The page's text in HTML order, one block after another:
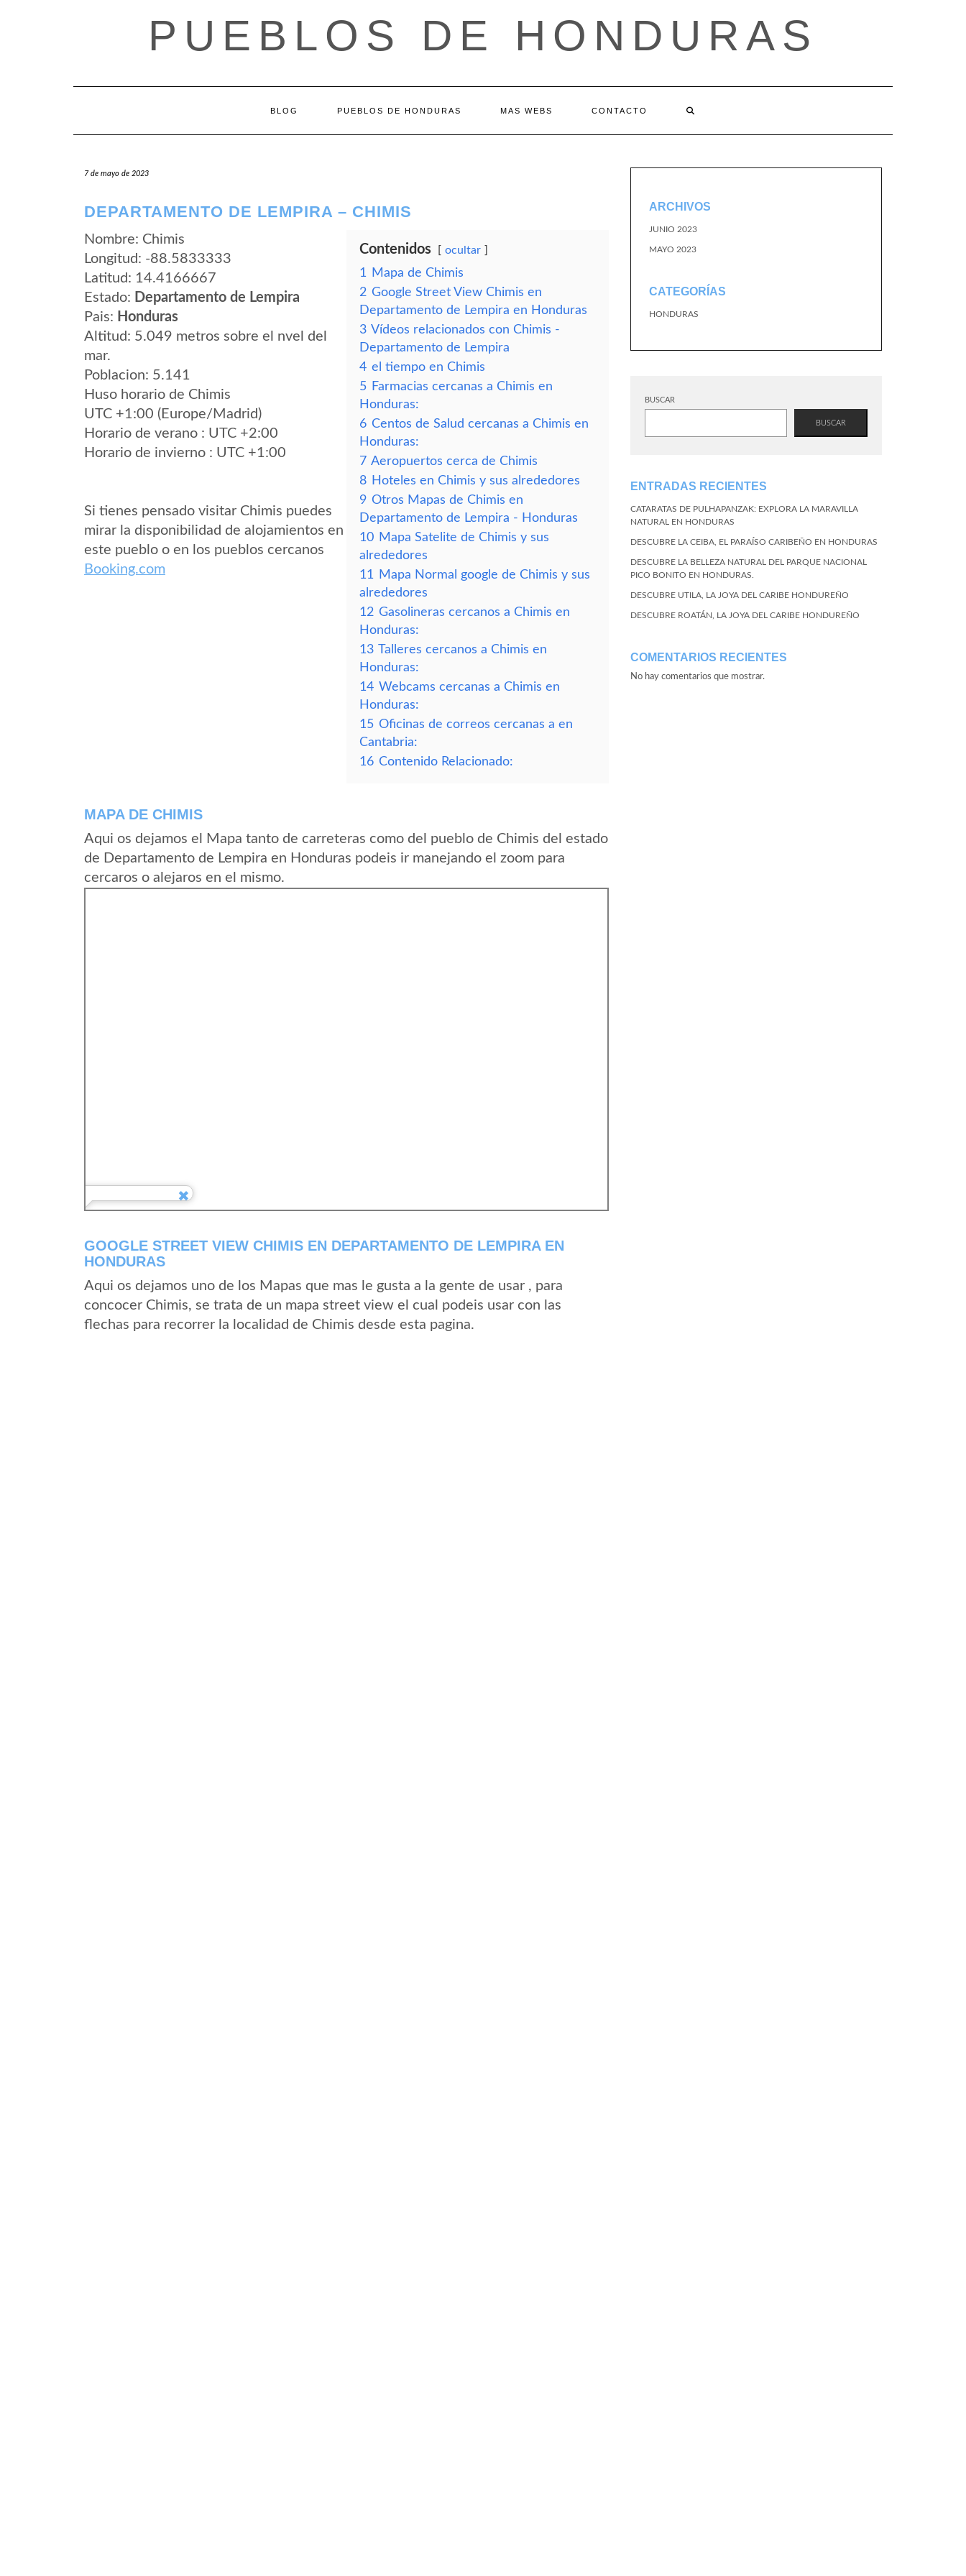
PUEBLOS DE HONDURAS
BLOG PUEBLOS DE HONDURAS MAS WEBS CONTACTO
7 de mayo de 2023
DEPARTAMENTO DE LEMPIRA – CHIMIS
Nombre: Chimis
Longitud: -88.5833333
Latitud: 14.4166667
Estado: Departamento de Lempira
Pais: Honduras
Altitud: 5.049 metros sobre el nvel del
mar.
Poblacion: 5.141
Huso horario de Chimis
UTC +1:00 (Europe/Madrid)
Horario de verano : UTC +2:00
Horario de invierno : UTC +1:00
Si tienes pensado visitar Chimis puedes
mirar la disponibilidad de alojamientos en
este pueblo o en los pueblos cercanos
Booking.com
Contenidos ocultar
1
Mapa de Chimis
2 Google Street View Chimis en
Departamento de Lempira en Honduras
3 Vídeos relacionados con Chimis -
Departamento de Lempira
4 el tiempo en Chimis
5 Farmacias cercanas a Chimis en
Honduras:
6 Centos de Salud cercanas a Chimis en
Honduras:
7 Aeropuertos cerca de Chimis
8 Hoteles en Chimis y sus alrededores
9 Otros Mapas de Chimis en
Departamento de Lempira - Honduras
10 Mapa Satelite de Chimis y sus
alrededores
11
Mapa Normal google de Chimis y sus
alrededores
12 Gasolineras cercanos a Chimis en
Honduras:
13 Talleres cercanos a Chimis en
Honduras:
14 Webcams cercanas a Chimis en
Honduras:
15 Oficinas de correos cercanas a en
Cantabria:
16 Contenido Relacionado:
MAPA DE CHIMIS
Aqui os dejamos el Mapa tanto de carreteras como del pueblo de Chimis del estado
de Departamento de Lempira en Honduras podeis ir manejando el zoom para
cercaros o alejaros en el mismo.
GOOGLE STREET VIEW CHIMIS EN DEPARTAMENTO DE LEMPIRA EN
HONDURAS
Aqui os dejamos uno de los Mapas que mas le gusta a la gente de usar , para
concocer Chimis, se trata de un mapa street view el cual podeis usar con las
flechas para recorrer la localidad de Chimis desde esta pagina.
ARCHIVOS
JUNIO 2023
MAYO 2023
CATEGORÍAS
HONDURAS
BUSCAR
BUSCAR
ENTRADAS RECIENTES
CATARATAS DE PULHAPANZAK: EXPLORA LA MARAVILLA
NATURAL EN HONDURAS
DESCUBRE LA CEIBA, EL PARAÍSO CARIBEÑO EN HONDURAS
DESCUBRE LA BELLEZA NATURAL DEL PARQUE NACIONAL
PICO BONITO EN HONDURAS.
DESCUBRE UTILA, LA JOYA DEL CARIBE HONDUREÑO
DESCUBRE ROATÁN, LA JOYA DEL CARIBE HONDUREÑO
COMENTARIOS RECIENTES
No hay comentarios que mostrar.